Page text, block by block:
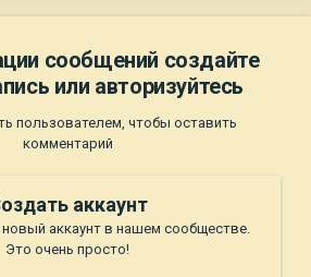
сообщений создайте
или авторизуйтесь
пользователем, чтобы оставить
комментарий
аккаунт
новый аккаунт в нашем сообществе.
Это очень просто!